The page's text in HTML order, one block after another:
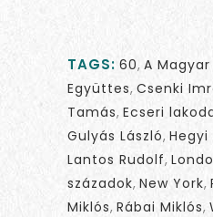
TAGS: 60, A
Együttes, Csenki
Tamás, Ecseri
Gulyás László, Hegyi
Lantos Rudolf,
századok, New York,
Miklós, Rábai Miklós,